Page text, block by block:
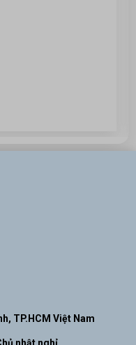
TP.HCM Việt Nam
nhật nghỉ